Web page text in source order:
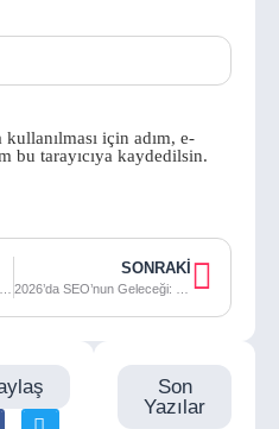
için adım, e-
bu tarayıcıya kaydedilsin.
SEO’da Yükselmenin Anahtarı: İçerikten Teknik Detaylara Her Şey!
SONRAKI
2026’da SEO’nun Geleceği: İçerikten Tasarıma, Tüm Detaylar!
Son
Yazılar